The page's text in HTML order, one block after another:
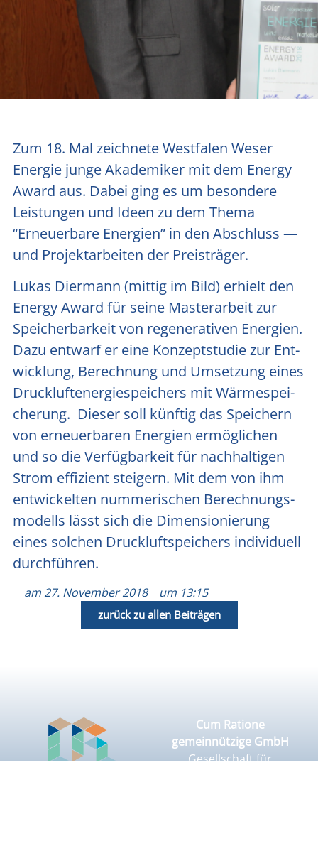
Zum 18. Mal zeich­ne­te West­fa­len Weser
Ener­gie jun­ge Aka­de­mi­ker mit dem Ener­gy
Award aus. Dabei ging es um beson­de­re
Leis­tun­gen und Ideen zu dem The­ma
“Erneu­er­ba­re Ener­gien” in den Abschluss —
und Pro­jekt­ar­bei­ten der Preis­trä­ger.
Lukas Dier­mann (mit­tig im Bild) erhielt den
Ener­gy Award für sei­ne Mas­ter­ar­beit zur
Spei­cher­bar­keit von rege­ne­ra­ti­ven Ener­gien.
Dazu ent­warf er eine Kon­zept­stu­die zur Ent­
wick­lung, Berech­nung und Umset­zung eines
Druck­luft­ener­gie­spei­chers mit Wär­me­spei­
che­rung. Die­ser soll künf­tig das Spei­chern
von erneu­er­ba­ren Ener­gien ermög­li­chen
und so die Ver­füg­bar­keit für nach­hal­ti­gen
Strom effi­zi­ent stei­gern. Mit dem von ihm
ent­wi­ckel­ten num­me­ri­schen Berech­nungs­
mo­dells lässt sich die Dimen­sio­nie­rung
eines sol­chen Druck­luft­spei­chers indi­vi­du­ell
durch­füh­ren.
am 27. November 2018 um 13:15
zurück zu allen Beiträgen
Cum Ratione
gemeinnützige GmbH
Gesellschaft für